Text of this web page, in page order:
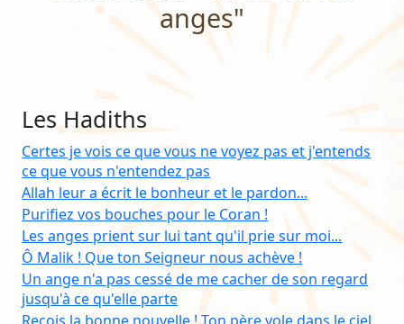
anges"
Les Hadiths
Certes je vois ce que vous ne voyez pas et j'entends
ce que vous n'entendez pas
Allah leur a écrit le bonheur et le pardon...
Purifiez vos bouches pour le Coran !
Les anges prient sur lui tant qu'il prie sur moi...
Ô Malik ! Que ton Seigneur nous achève !
Un ange n'a pas cessé de me cacher de son regard
jusqu'à ce qu'elle parte